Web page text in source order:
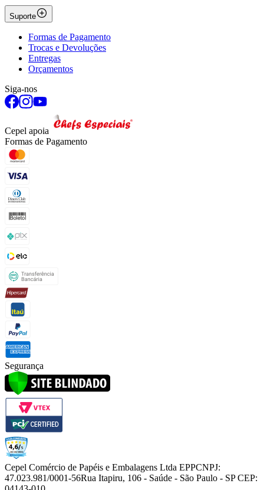
Suporte
Formas de Pagamento
Trocas e Devoluções
Entregas
Orçamentos
Siga-nos
Cepel apoia
Formas de Pagamento
Segurança
Cepel Comércio de Papéis e Embalagens Ltda EPPCNPJ:
47.023.981/0001-56Rua Itapiru, 106 - Saúde - São Paulo - SP CEP: